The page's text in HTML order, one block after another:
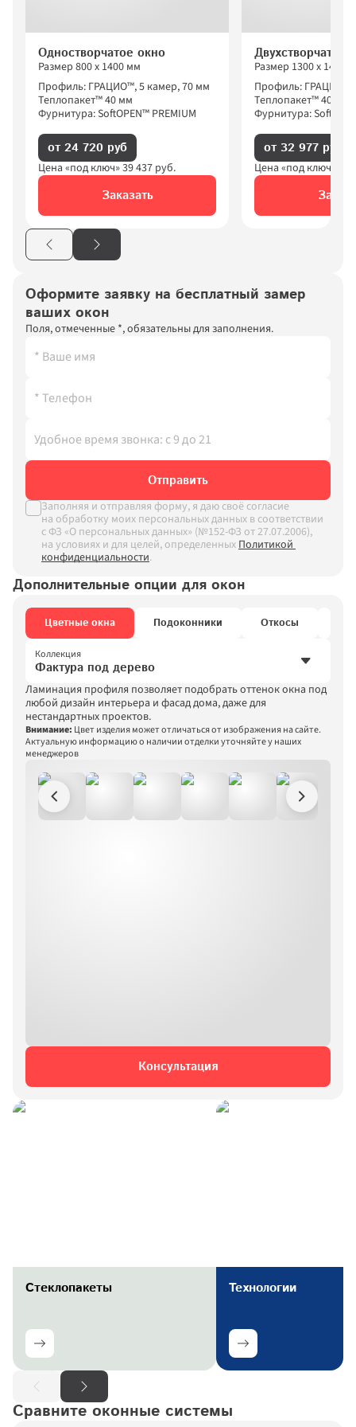
Одностворчатое окно
Размер 800 х 1400 мм
Профиль: ГРАЦИО™, 5 камер, 70 мм
Теплопакет™ 40 мм
Фурнитура: SoftOPEN™ PREMIUM
от 24 720 руб
Цена «под ключ» 39 437 руб.
Заказать
Двухстворчатое
Размер 1300 х 1400
Профиль: ГРАЦИО™,
Теплопакет™ 40 мм
Фурнитура:
от 32 977 руб
Цена «под ключ»
Оформите заявку на бесплатный замер
ваших окон
Поля, отмеченные *, обязательны для заполнения.
Заполняя и отправляя форму, я даю своё согласие
на обработку моих персональных данных в соответствии
с ФЗ «О персональных данных» (№152-ФЗ от 27.07.2006),
на условиях и для целей, определенныхПолитикой
конфиденциальности.
Отправить
Дополнительные опции для окон
Цветные окна Подоконники Откосы
Коллекция
Фактура под дерево
Фактура под дерево
Однотонные
Металлик
Ламинация профиля позволяет подобрать оттенок окна под
любой дизайн интерьера и фасад дома, даже для
нестандартных проектов.
Внимание: Цвет изделия может отличаться от изображения на сайте.
Актуальную информацию о наличии отделки уточняйте у наших
менеджеров
Консультация
Стеклопакеты Технологии
Сравните оконные системы